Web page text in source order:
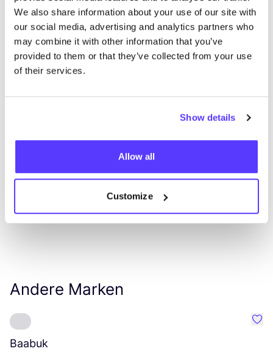
We also share information about your use of our site with
our social media, advertising and analytics partners who
may combine it with other information that you’ve
provided to them or that they’ve collected from your use
of their services.
Show details
Allow all
Customize
Wir haben keine Ergebnisse für deine
Suchkriterien gefunden.
Alle Geschäfte anzeigen
List Map
Andere Marken
Baabuk